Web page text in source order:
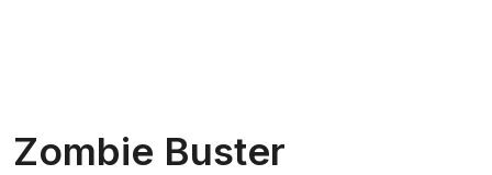
Zombie Buster